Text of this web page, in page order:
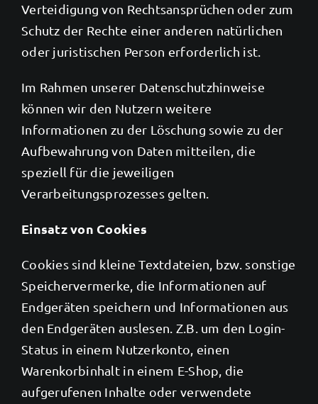
Verteidigung von Rechtsansprüchen oder zum
Schutz der Rechte einer anderen natürlichen
oder juristischen Person erforderlich ist.
Im Rahmen unserer Datenschutzhinweise
können wir den Nutzern weitere
Informationen zu der Löschung sowie zu der
Aufbewahrung von Daten mitteilen, die
speziell für die jeweiligen
Verarbeitungsprozesses gelten.
Einsatz von Cookies
Cookies sind kleine Textdateien, bzw. sonstige
Speichervermerke, die Informationen auf
Endgeräten speichern und Informationen aus
den Endgeräten auslesen. Z.B. um den Login-
Status in einem Nutzerkonto, einen
Warenkorbinhalt in einem E-Shop, die
aufgerufenen Inhalte oder verwendete